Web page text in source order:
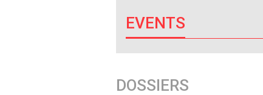
EVENTS
DOSSIERS